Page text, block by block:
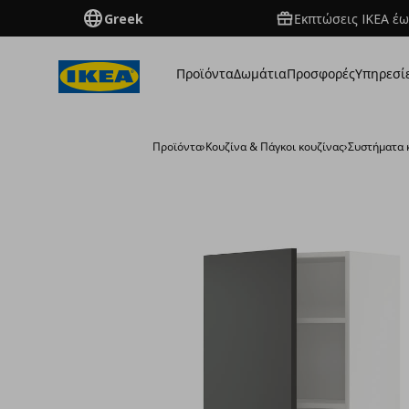
Greek Εκπτώσεις IKEA
ΠροϊόνταΔωμάτιαΠροσφορές
Προϊόντα›Κουζίνα & Πάγκοι κουζίνας›Συστήματα